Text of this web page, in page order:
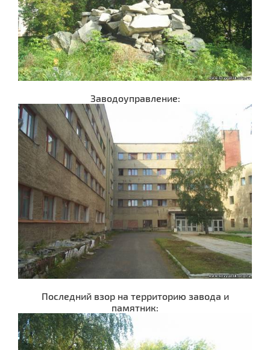
Заводоуправление:
Последний взор на территорию завода и
памятник: